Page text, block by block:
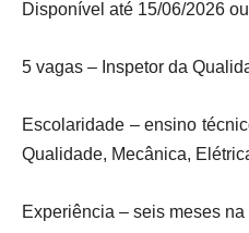
Disponível até 15/06/2026
5 vagas – Inspetor da
Escolaridade – ensino
Qualidade, Mecânica,
Experiência – seis meses